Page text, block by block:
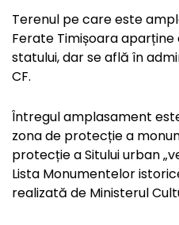
Terenul pe care este
Ferate Timișoara aparține
statului, dar se află în
CF.
Întregul amplasament
zona de protecție a
protecție a Sitului urban
Lista Monumentelor
realizată de Ministerul